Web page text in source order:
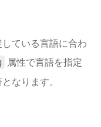
ている言語に合わ
属性で言語を指定
なります。